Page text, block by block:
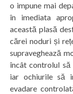
o impune mai
în imediata
această plasă
cărei noduri și
supraveghează
încât controlul
iar ochiurile să
evadare